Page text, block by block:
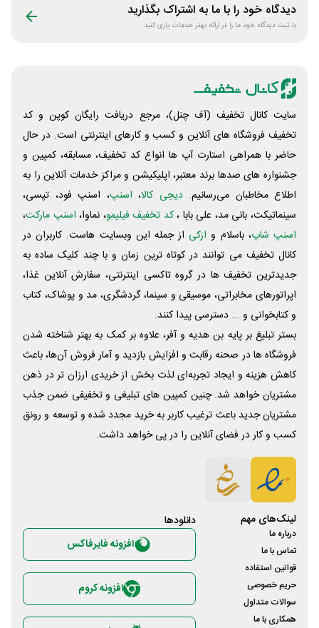
دیدگاه خود را با ما به اشتراک بگذارید
با ثبت دیدگاه خود ما را در ارائه بهتر خدمات یاری کنید
سایت کانال تخفیف (آف چنل)، مرجع دریافت رایگان کوپن و کد
تخفیف فروشگاه های آنلاین و کسب و‌ کارهای اینترنتی است. در حال
حاضر با همراهی استارت آپ ها انواع کد تخفیف، مسابقه، کمپین و
جشنواره های صدها برند معتبر، اپلیکیشن و مراکز خدمات آنلاین را به
اطلاع مخاطبان می‌رسانیم. دیجی کالا، اسنپ، اسنپ فود، تپسی،
سینماتیکت، بانی مد، علی‌ بابا ،کد تخفیف فیلیمو، نماوا، اسنپ مارکت،
اسنپ شاپ، باسلام و ازکی از جمله این وبسایت ‌هاست. کاربران در
کانال تخفیف می توانند در کوتاه ترین زمان و با چند کلیک ساده به
جدیدترین تخفیف ها در گروه تاکسی اینترنتی، سفارش آنلاین غذا،
اپراتورهای مخابراتی، موسیقی و سینما، گردشگری، مد و پوشاک، کتاب
و کتابخوانی و ... دسترسی پیدا کنند.
بستر تبلیغ بر پایه بن هدیه و آفر، علاوه بر کمک به بهتر شناخته شدن
فروشگاه ها در صحنه رقابت و افزایش بازدید و آمار فروش آن‌ها، باعث
کاهش هزینه و ایجاد تجربه‌ای لذت بخش از خریدی ارزان تر در ذهن
مشتریان خواهد شد. چنین کمپین های تبلیغی و تخفیفی ضمن جذب
مشتریان جدید باعث ترغیب کاربر به خرید مجدد شده و توسعه و رونق
کسب و کار در فضای آنلاین را در پی خواهد داشت.
لینک‌های مهم
درباره ما
تماس با ما
قوانین استفاده
حریم خصوصی
سوالات متداول
همکاری با ما
دانلود‌ها
افزونه فایرفاکس
افزونه کروم